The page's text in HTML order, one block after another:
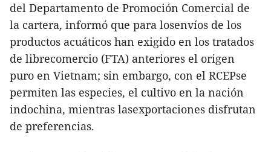
del Departamento de Promoción Comercial de
la cartera, informó que para losenvíos de los
productos acuáticos han exigido en los tratados
de librecomercio (FTA) anteriores el origen
puro en Vietnam; sin embargo, con el RCEPse
permiten las especies, el cultivo en la nación
indochina, mientras lasexportaciones disfrutan
de preferencias.